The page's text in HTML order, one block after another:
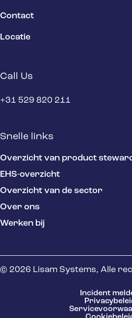
Contact
Locatie
Call Us
+31 529 820 211
Snelle links
Overzicht van product
EHS-overzicht
Overzicht van de sector
Over ons
Werken bij
© 2026 Lisam Systems, Alle
Incident